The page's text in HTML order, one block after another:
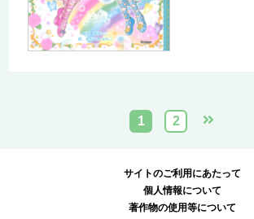
1 2
サイトのご利用にあたって
個人情報について
著作物の使用等について